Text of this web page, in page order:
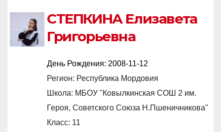
СТЕПКИНА Елизавета
Григорьевна
День Рождения: 2008-11-12
Регион: Республика Мордовия
Школа: МБОУ "Ковылкинская СОШ 2 им.
Героя, Советского Союза Н.Пшеничникова"
Класс: 11